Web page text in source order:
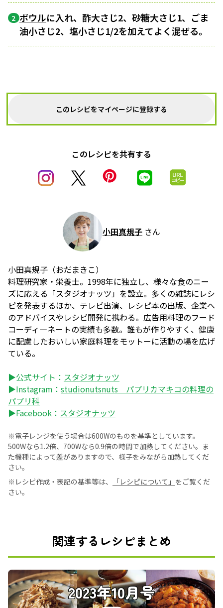
2 ボウルに入れ、酢大さじ2、砂糖大さじ1、ごま
油小さじ2、塩小さじ1/2を加えてよく混ぜる。
このレシピをマイページに登録する
このレシピを共有する
小田真規子 さん
小田真規子（おだまきこ）
料理研究家・栄養士。1998年に独立し、様々な食のニー
ズに応える「スタジオナッツ」を設立。多くの雑誌にレシ
ピを発表するほか、テレビ出演、レシピ本の出版、企業へ
のアドバイスやレシピ開発に携わる。広告用料理のフード
コーディ―ネートの実績も多数。誰もが作りやすく、健康
に配慮したおいしい家庭料理をモットーに活動の場を広げ
ている。
▶公式サイト： スタジオナッツ
▶Instagram： studionutsnuts パプリカマキコの料理の
パプリ科
▶Facebook： スタジオナッツ
※電子レンジを使う場合は600Wのものを基準としています。
500Wなら1.2倍、700Wなら0.9倍の時間で加熱してください。ま
た機種によって差がありますので、様子をみながら加熱してくだ
さい。
※レシピ作成・表記の基準等は、
「レシピについて」 をご覧くだ
さい。
関連するレシピまとめ
2023年10月号